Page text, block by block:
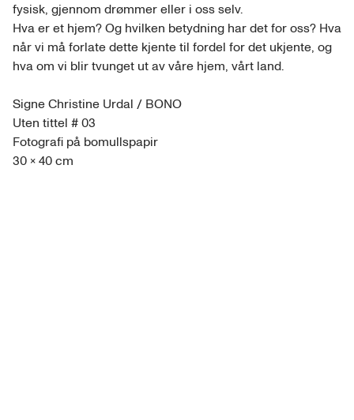
fysisk, gjennom drømmer eller i oss selv.
Hva er et hjem? Og hvilken betydning har det for oss? Hva
når vi må forlate dette kjente til fordel for det ukjente, og
hva om vi blir tvunget ut av våre hjem, vårt land.
Signe Christine Urdal / BONO
Uten tittel # 03
Fotografi på bomullspapir